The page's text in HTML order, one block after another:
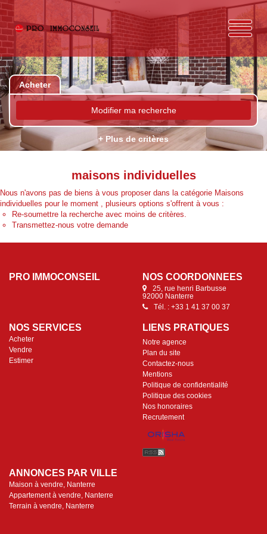
Acheter
Modifier ma recherche
+ Plus de critères
maisons individuelles
Nous n'avons pas de biens à vous proposer dans la catégorie Maisons
individuelles pour le moment , plusieurs options s'offrent à vous :
Re-soumettre la recherche avec moins de critères.
Transmettez-nous votre demande
PRO IMMOCONSEIL NOS COORDONNÉES
25, rue henri Barbusse
92000 Nanterre
Tél. : +33 1 41 37 00 37
NOS SERVICES
Acheter
Vendre
Estimer
LIENS PRATIQUES
Notre agence
Plan du site
Contactez-nous
Mentions
Politique de confidentialité
Politique des cookies
Nos honoraires
Recrutement
ANNONCES PAR VILLE
Maison à vendre, Nanterre
Appartement à vendre, Nanterre
Terrain à vendre, Nanterre